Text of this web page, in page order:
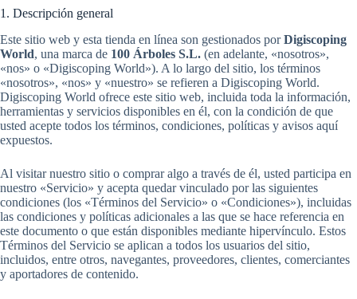
1. Descripción general
Este sitio web y esta tienda en línea son gestionados porDigiscoping
World, una marca de 100 Árboles S.L. (en adelante, «nosotros»,
«nos» o «Digiscoping World»). A lo largo del sitio, los términos
«nosotros», «nos» y «nuestro» se refieren a Digiscoping World.
Digiscoping World ofrece este sitio web, incluida toda la información,
herramientas y servicios disponibles en él, con la condición de que
usted acepte todos los términos, condiciones, políticas y avisos aquí
expuestos.
Al visitar nuestro sitio o comprar algo a través de él, usted participa en
nuestro «Servicio» y acepta quedar vinculado por las siguientes
condiciones (los «Términos del Servicio» o «Condiciones»), incluidas
las condiciones y políticas adicionales a las que se hace referencia en
este documento o que están disponibles mediante hipervínculo. Estos
Términos del Servicio se aplican a todos los usuarios del sitio,
incluidos, entre otros, navegantes, proveedores, clientes, comerciantes
y aportadores de contenido.